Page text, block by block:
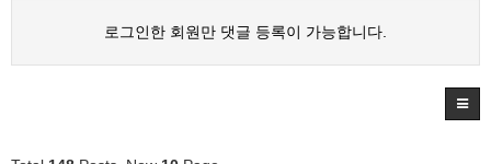
로그인한 회원만 댓글 등록이 가능합니다.